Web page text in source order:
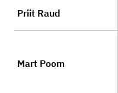
Priit Raud
Mart Poom